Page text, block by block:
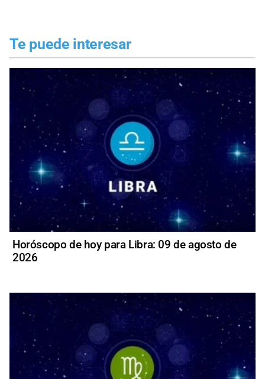
Te puede interesar
Horóscopo de hoy para Libra: 09 de agosto de
2026